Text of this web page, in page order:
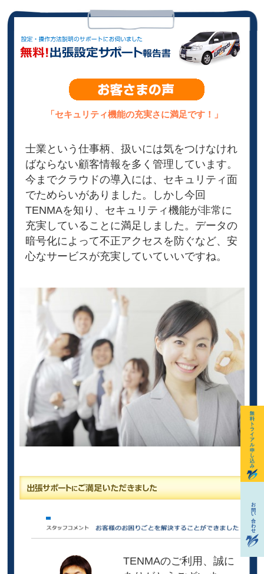
「セキュリティ機能の充実さに満足です！」
士業という仕事柄、扱いには気をつけなけれ
ばならない顧客情報を多く管理しています。
今までクラウドの導入には、セキュリティ面
でためらいがありました。しかし今回
TENMAを知り、セキュリティ機能が非常に
充実していることに満足しました。データの
暗号化によって不正アクセスを防ぐなど、安
心なサービスが充実していていいですね。
TENMAのご利用、誠に